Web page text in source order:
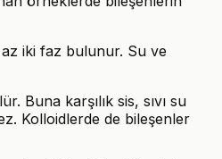
az iki faz bulunur. Su ve
Buna karşılık sis, sıvı su
Kolloidlerde de bileşenler